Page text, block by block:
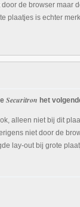
de browser maar
plaatjes is echter
Securitron het
alleen niet bij dit
niet door de
lay-out bij grote